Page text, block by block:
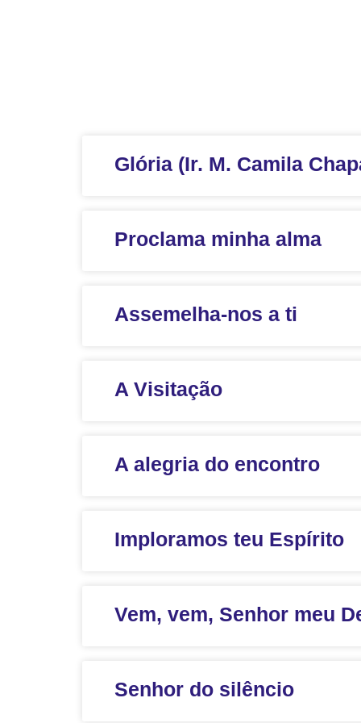
Glória (Ir. M. Camila
Proclama minha alma
Assemelha-nos a ti
A Visitação
A alegria do encontro
Imploramos teu Espírito
Vem, vem, Senhor meu
Senhor do silêncio